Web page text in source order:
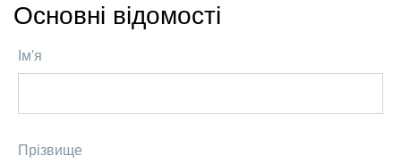
Основні відомості
Ім'я
Прізвище